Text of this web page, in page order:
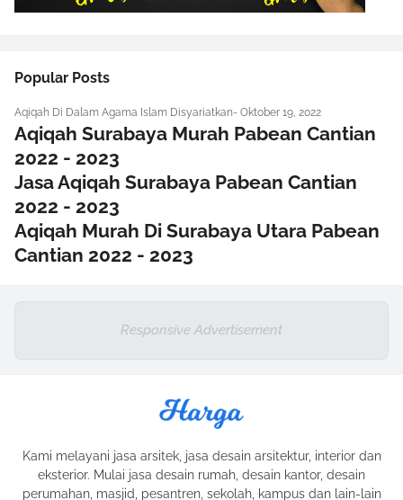
Popular Posts
Aqiqah Di Dalam Agama Islam Disyariatkan- Oktober 19, 2022
Aqiqah Surabaya Murah Pabean Cantian
2022 - 2023
Jasa Aqiqah Surabaya Pabean Cantian
2022 - 2023
Aqiqah Murah Di Surabaya Utara Pabean
Cantian 2022 - 2023
Responsive Advertisement
Kami melayani jasa arsitek, jasa desain arsitektur, interior dan
eksterior. Mulai jasa desain rumah, desain kantor, desain
perumahan, masjid, pesantren, sekolah, kampus dan lain-lain